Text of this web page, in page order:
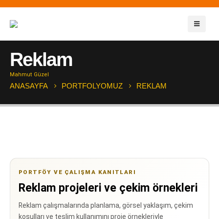
Reklam
Mahmut Güzel
ANASAYFA PORTFOLYOMUZ REKLAM
PORTFÖY VE ÇALIŞMA KANITLARI
Reklam projeleri ve çekim örnekleri
Reklam çalışmalarında planlama, görsel yaklaşım, çekim
koşulları ve teslim kullanımını proje örnekleriyle